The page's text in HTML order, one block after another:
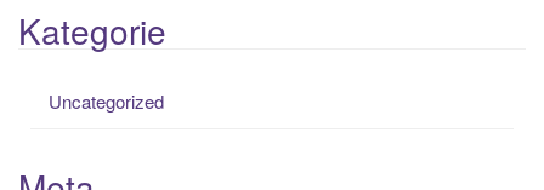
Kategorie
Uncategorized